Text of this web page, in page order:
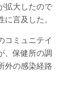
拡大したので
言及した。
コミュニテイ
、保健所の調
外の感染経路